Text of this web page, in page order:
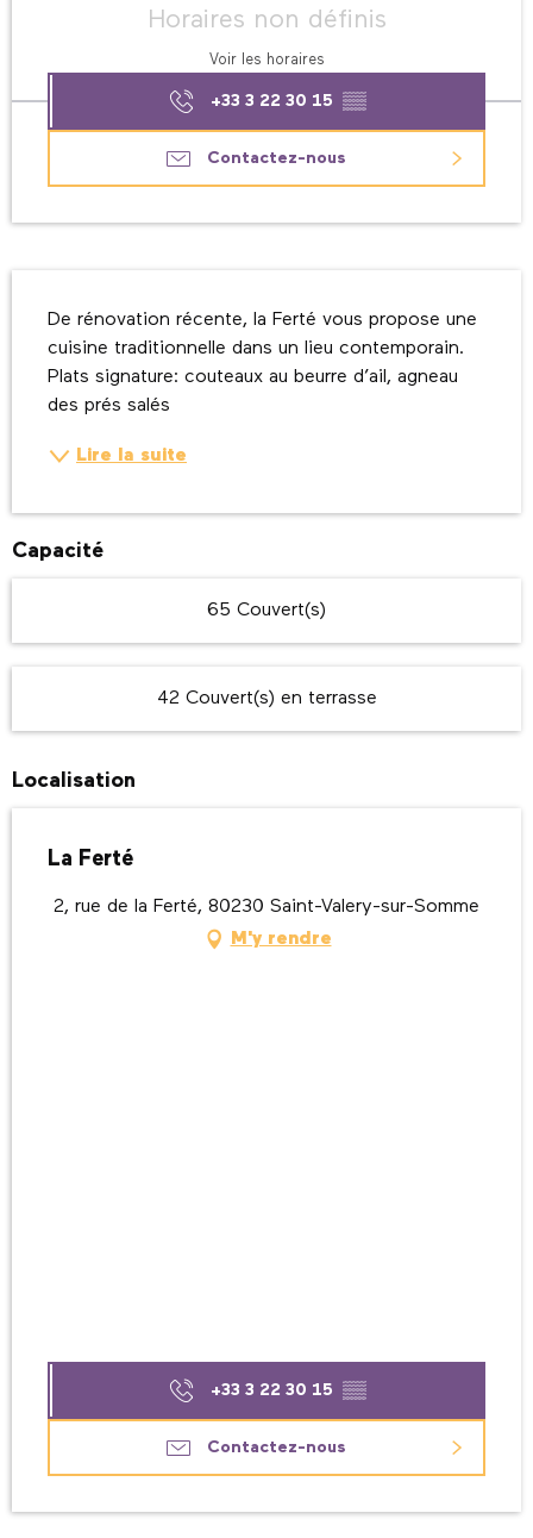
Horaires non définis
Voir les horaires
+33 3 22 30 15 ▒▒
Contactez-nous
De rénovation récente, la Ferté vous propose une
cuisine traditionnelle dans un lieu contemporain.
Plats signature: couteaux au beurre d’ail, agneau
des prés salés
Lire la suite
Capacité
65 Couvert(s)
42 Couvert(s) en terrasse
Localisation
La Ferté
2, rue de la Ferté, 80230 Saint-Valery-sur-Somme
M'y rendre
+33 3 22 30 15 ▒▒
Contactez-nous